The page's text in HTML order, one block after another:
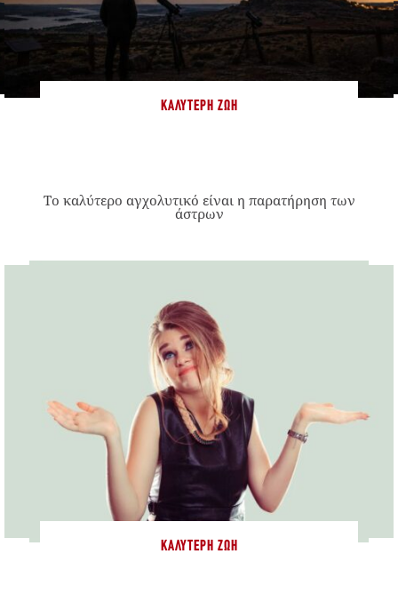
ΚΑΛΎΤΕΡΗ ΖΩΉ
Το καλύτερο αγχολυτικό είναι η παρατήρηση των
άστρων
ΚΑΛΎΤΕΡΗ ΖΩΉ